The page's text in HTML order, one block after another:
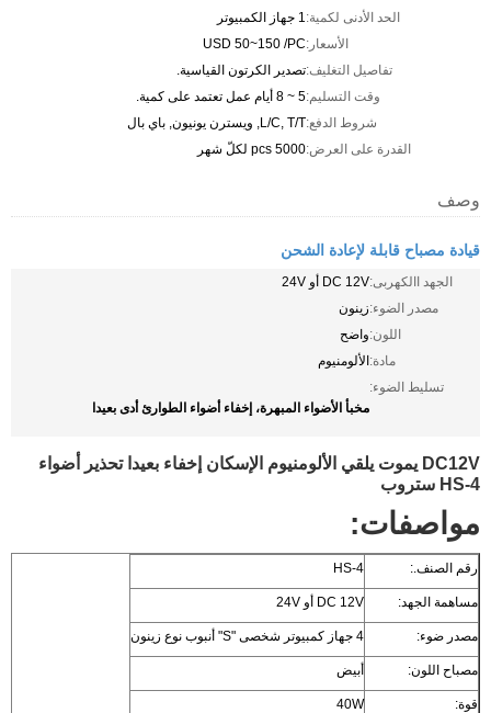
الحد الأدنى لكمية:1 جهاز الكمبيوتر
الأسعار:USD 50~150 /PC
تفاصيل التغليف:تصدير الكرتون القياسية.
وقت التسليم:5 ~ 8 أيام عمل تعتمد على كمية.
شروط الدفع:L/C, T/T, ويسترن يونيون, باي بال
القدرة على العرض:5000 pcs لكلّ شهر
وصف
قيادة مصباح قابلة لإعادة الشحن
الجهد االكهربى:DC 12V أو 24V
مصدر الضوء:زينون
اللون:واضح
مادة: الألومنيوم
تسليط الضوء:
مخبأ الأضواء المبهرة، إخفاء أضواء الطوارئ أدى بعيدا
DC12V يموت يلقي الألومنيوم الإسكان إخفاء بعيدا تحذير أضواء
HS-4 ستروب
مواصفات:
رقم الصنف.: HS-4
مساهمة الجهد: DC 12V أو 24V
مصدر ضوء: 4 جهاز كمبيوتر شخصى "S" أنبوب نوع زينون
مصباح اللون: أبيض
قوة: 40W